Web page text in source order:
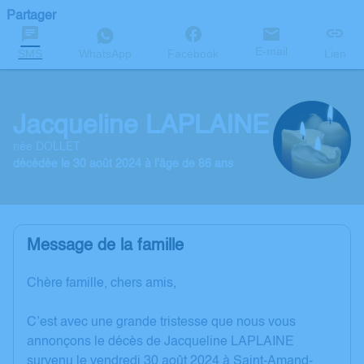
Partager
SMS WhatsApp Facebook E-mail Lien
Jacqueline LAPLAINE
née DOLLET
décédée le 30 août 2024 à l'âge de 86 ans
Message de la famille
Chère famille, chers amis,
C’est avec une grande tristesse que nous vous
annonçons le décès de Jacqueline LAPLAINE